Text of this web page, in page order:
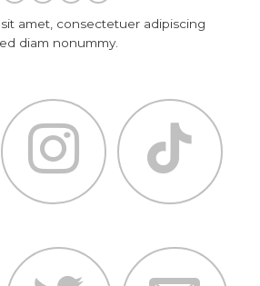
amet, consectetuer adipiscing
diam nonummy.